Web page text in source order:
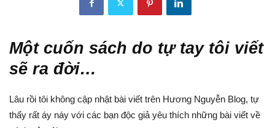
Một cuốn sách do tự tay tôi viết
sẽ ra đời…
Lâu rồi tôi không cập nhật bài viết trên Hương Nguyễn Blog, tự
thấy rất áy náy với các bạn độc giả yêu thích những bài viết về